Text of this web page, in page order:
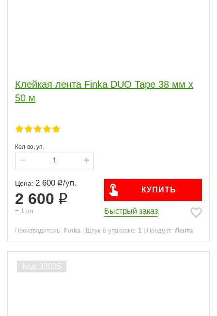
Клейкая лента Finka DUO Tape 38 мм x
50 м
Кол-во, уп.
Цена: 2 600 /уп.
2 600
= 1 шт
КУПИТЬ
Быстрый заказ
Производитель: Finka Штук в упаковке: 1 Продукт: Лента